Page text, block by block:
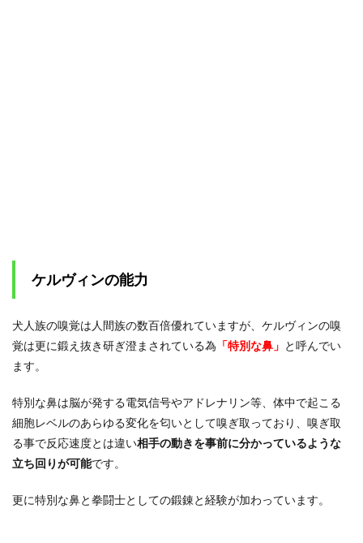
ケルヴィンの能力
犬人族の嗅覚は人間族の数百倍優れていますが、ケルヴィンの嗅
覚は更に鍛え抜き研ぎ澄まされている為 「特別な鼻」 と呼んでい
ます。
特別な鼻は脳が発する電気信号やアドレナリン等、体中で起こる
細胞レベルのあらゆる変化を匂いとして嗅ぎ取っており、嗅ぎ取
る事で反応速度とは違い相手の動きを事前に分かっているような
立ち回りが可能です。
更に特別な鼻と拳闘士としての鍛錬と経験が加わっています。